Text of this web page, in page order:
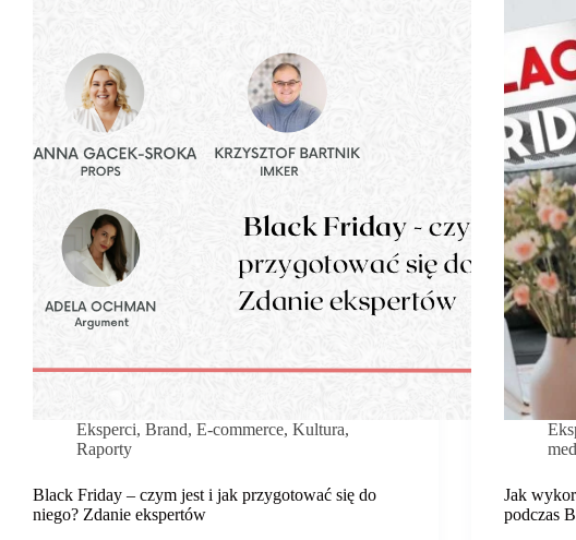
Eksperci, Brand, E-commerce, Kultura,
Raporty
Black Friday – czym jest i jak przygotować się do
niego? Zdanie ekspertów
Jak
podczas